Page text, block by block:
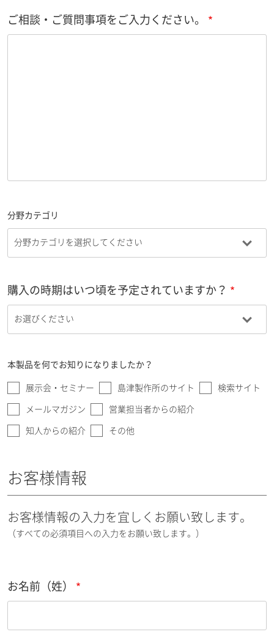
ご相談・ご質問事項をご入力ください。
分野カテゴリ
購入の時期はいつ頃を予定されていますか？
本製品を何でお知りになりましたか？
展示会・セミナー 島津製作所のサイト 検索サイト
メールマガジン 営業担当者からの紹介
知人からの紹介 その他
お客様情報
お客様情報の入力を宜しくお願い致します。
（すべての必須項目への入力をお願い致します。）
お名前（姓）